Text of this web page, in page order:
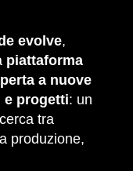
evolve,
piattaforma
a nuove
e progetti: un
tra
produzione,